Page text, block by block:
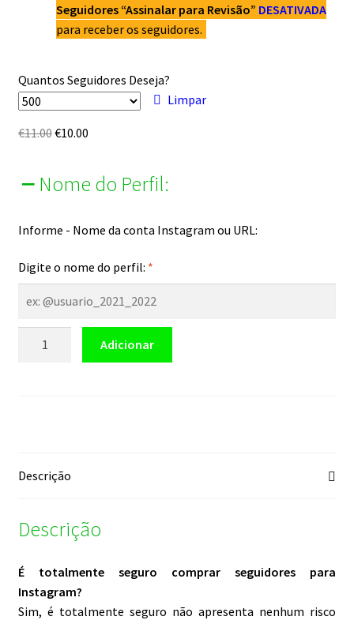
Seguidores “Assinalar para Revisão” DESATIVADA
para receber os seguidores.
Quantos Seguidores Deseja?
Limpar
€11.00O
era:
€10.00O
é:
Nome do Perfil:
Informe - Nome da conta Instagram ou URL:
Digite o nome do perfil: *
Adicionar
Descrição
Descrição
É totalmente seguro comprar seguidores para
Instagram?
Sim, é totalmente seguro não apresenta nenhum risco